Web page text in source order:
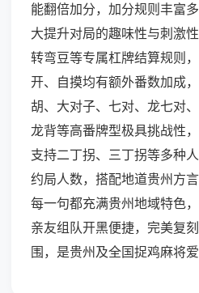
能翻倍加分，加分规则丰富
大提升对局的趣味性与刺激
转弯豆等专属杠牌结算规则
开、自摸均有额外番数加成
胡、大对子、七对、龙七对
龙背等高番牌型极具挑战性
支持二丁拐、三丁拐等多种
约局人数，搭配地道贵州方
每一句都充满贵州地域特色
亲友组队开黑便捷，完美复
围，是贵州及全国捉鸡麻将爱